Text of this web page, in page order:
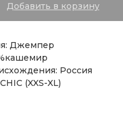
Добавить в корзину
Джемпер
Россия
(XXS-XL)